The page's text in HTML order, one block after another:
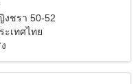
งชรา 50-52
เทศไทย